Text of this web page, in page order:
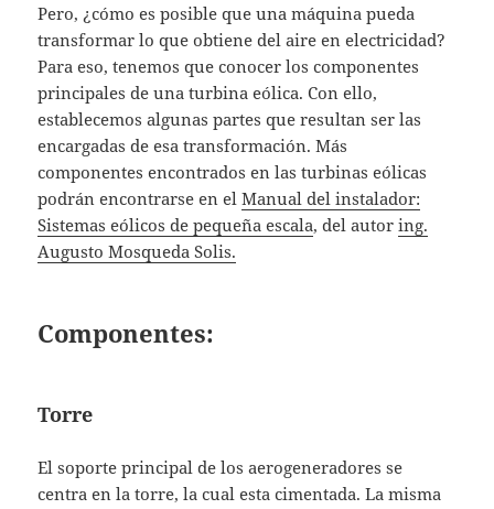
Pero, ¿cómo es posible que una máquina pueda
transformar lo que obtiene del aire en electricidad?
Para eso, tenemos que conocer los componentes
principales de una turbina eólica. Con ello,
establecemos algunas partes que resultan ser las
encargadas de esa transformación. Más
componentes encontrados en las turbinas eólicas
podrán encontrarse en elManual del instalador:
Sistemas eólicos de pequeña escala, del autoring.
Augusto Mosqueda Solis.
Componentes:
Torre
El soporte principal de los aerogeneradores se
centra en la torre, la cual esta cimentada. La misma